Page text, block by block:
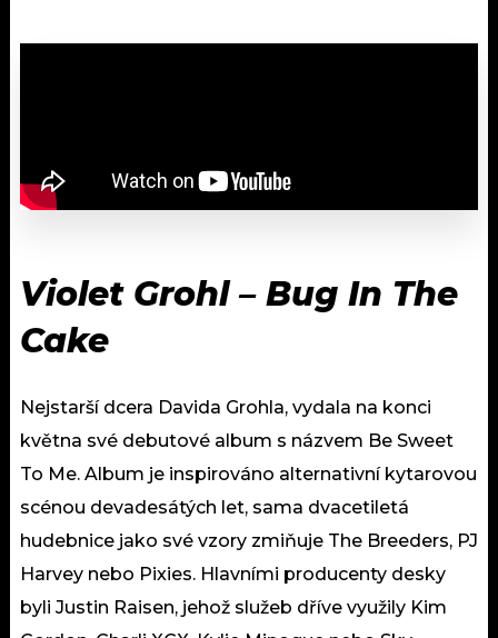
Violet Grohl – Bug In The
Cake
Nejstarší dcera Davida Grohla, vydala na konci
května své debutové album s názvem Be Sweet
To Me. Album je inspirováno alternativní kytarovou
scénou devadesátých let, sama dvacetiletá
hudebnice jako své vzory zmiňuje The Breeders, PJ
Harvey nebo Pixies. Hlavními producenty desky
byli Justin Raisen, jehož služeb dříve využily Kim